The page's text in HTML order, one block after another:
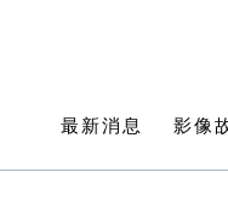
最新消息 影像